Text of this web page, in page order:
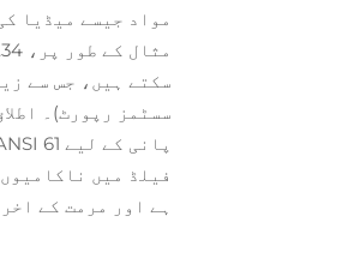
مواد جیسے میڈیا
سسٹمز رپورٹ)۔
ہے اور مرمت کے